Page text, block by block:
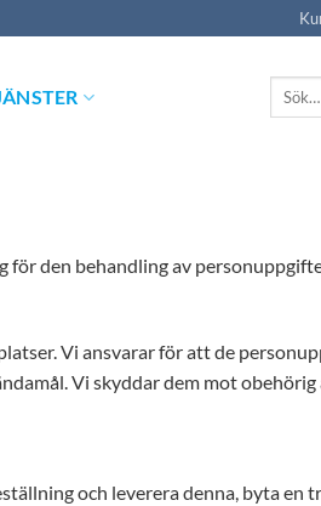
Sök
den behandling av
Vi ansvarar för att de
Vi skyddar dem mot
och leverera denna, byta en